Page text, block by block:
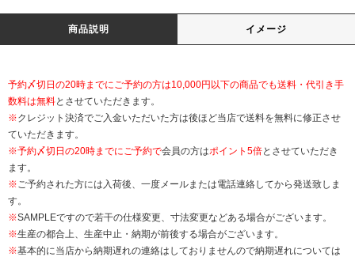
商品説明 イメージ
予約〆切日の20時までにご予約の方は10,000円以下の商品でも送料・代引き手
数料は無料とさせていただきます。
※クレジット決済でご入金いただいた方は後ほど当店で送料を無料に修正させ
ていただきます。
※予約〆切日の20時までにご予約で会員の方はポイント5倍とさせていただき
ます。
※ ご予約された方には入荷後、一度メールまたは電話連絡してから発送致しま
す。
※SAMPLEですので若干の仕様変更、寸法変更などある場合がございます。
※生産の都合上、生産中止・納期が前後する場合がございます。
※基本的に当店から納期遅れの連絡はしておりませんので納期遅れについては